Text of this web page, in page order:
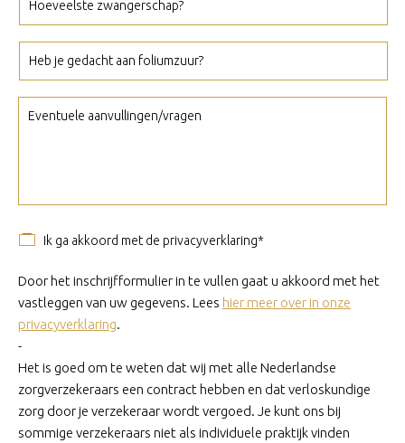
Ik ga akkoord met de privacyverklaring*
Door het inschrijfformulier in te vullen gaat u akkoord met het
vastleggen van uw gegevens. Lees hier meer over in onze
privacyverklaring.
-
Het is goed om te weten dat wij met alle Nederlandse
zorgverzekeraars een contract hebben en dat verloskundige
zorg door je verzekeraar wordt vergoed. Je kunt ons bij
sommige verzekeraars niet als individuele praktijk vinden